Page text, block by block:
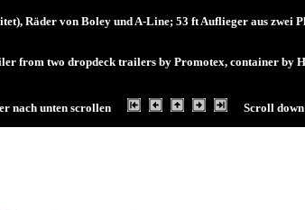
Räder von Boley und A-Line; 53 ft Auflieger aus
from two dropdeck trailers by Promotex, container by
nach unten scrollen Scroll down